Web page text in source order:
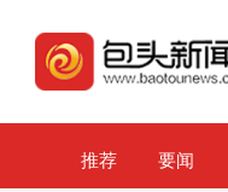
推荐 要闻